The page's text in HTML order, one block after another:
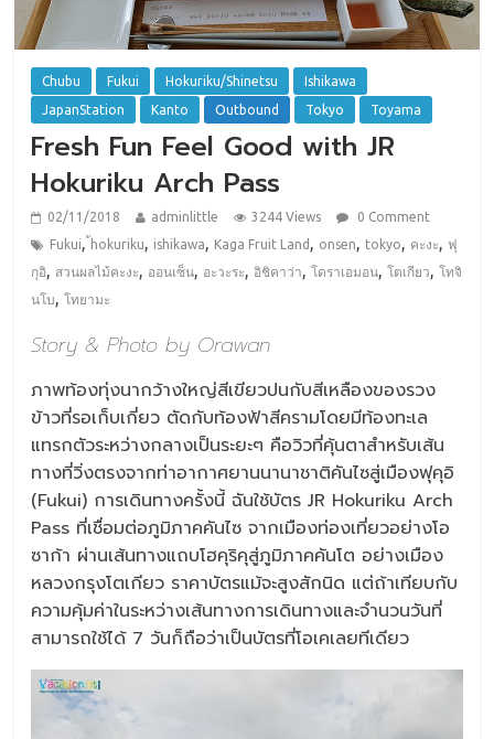
Chubu Fukui Hokuriku/Shinetsu
Ishikawa
JapanStation
Kanto Outbound Tokyo Toyama
Fresh Fun Feel Good with JR
Hokuriku Arch Pass
02/11/2018 adminlittle 3244 Views
0 Comment
Fukui,้hokuriku, ishikawa, Kaga Fruit Land , onsen, tokyo, คะงะ, ฟุ
กุอิ, สวนผลไม้คะงะ, ออนเซ็น, อะวะระ,อิชิคาว่า,โดราเอมอน,โตเกียว,โทจิ
นโบ,โทยามะ
Story & Photo by Orawan
ภาพท้องทุ่งนากว้างใหญ่สีเขียวปนกับสีเหลืองของรวง
ข้าวที่รอเก็บเกี่ยว ตัดกับท้องฟ้าสีครามโดยมีท้องทะเล
แทรกตัวระหว่างกลางเป็นระยะๆ คือวิวที่คุ้นตาสำหรับเส้น
ทางที่วิ่งตรงจากท่าอากาศยานนานาชาติคันไซสู่เมืองฟุคุอิ
(Fukui) การเดินทางครั้งนี้ ฉันใช้บัตร JR Hokuriku Arch
Pass ที่เชื่อมต่อภูมิภาคคันไซ จากเมืองท่องเที่ยวอย่างโอ
ซาก้า ผ่านเส้นทางแถบโฮคุริคุสู่ภูมิภาคคันโต อย่างเมือง
หลวงกรุงโตเกียว ราคาบัตรแม้จะสูงสักนิด แต่ถ้าเทียบกับ
ความคุ้มค่าในระหว่างเส้นทางการเดินทางและจำนวนวันที่
สามารถใช้ได้ 7 วันก็ถือว่าเป็นบัตรที่โอเคเลยทีเดียว